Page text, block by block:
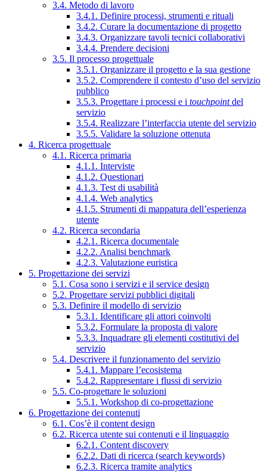
3.4. Metodo di lavoro
3.4.1. Definire processi, strumenti e rituali
3.4.2. Curare la documentazione di progetto
3.4.3. Organizzare tavoli tecnici collaborativi
3.4.4. Prendere decisioni
3.5. Il processo progettuale
3.5.1. Organizzare il progetto e la sua gestione
3.5.2. Comprendere il contesto d’uso del servizio
pubblico
3.5.3. Progettare i processi e i touchpointdel
servizio
3.5.4. Realizzare l’interfaccia utente del servizio
3.5.5. Validare la soluzione ottenuta
4. Ricerca progettuale
4.1. Ricerca primaria
4.1.1. Interviste
4.1.2. Questionari
4.1.3. Test di usabilità
4.1.4. Web analytics
4.1.5. Strumenti di mappatura dell’esperienza
utente
4.2. Ricerca secondaria
4.2.1. Ricerca documentale
4.2.2. Analisi benchmark
4.2.3. Valutazione euristica
5. Progettazione dei servizi
5.1. Cosa sono i servizi e il service design
5.2. Progettare servizi pubblici digitali
5.3. Definire il modello di servizio
5.3.1. Identificare gli attori coinvolti
5.3.2. Formulare la proposta di valore
5.3.3. Inquadrare gli elementi costitutivi del
servizio
5.4. Descrivere il funzionamento del servizio
5.4.1. Mappare l’ecosistema
5.4.2. Rappresentare i flussi di servizio
5.5. Co-progettare le soluzioni
5.5.1. Workshop di co-progettazione
6. Progettazione dei contenuti
6.1. Cos’è il content design
6.2. Ricerca utente sui contenuti e il linguaggio
6.2.1. Content discovery
6.2.2. Dati di ricerca (search keywords)
6.2.3. Ricerca tramite analytics